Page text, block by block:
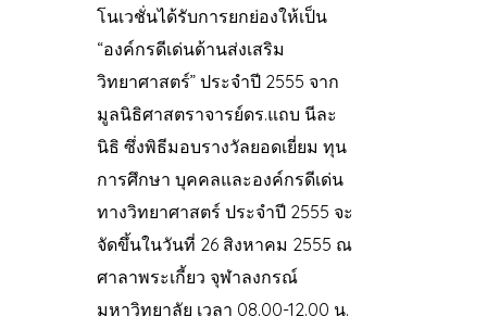
โนเวชั่นได้รับการยกย่องให้เป็น
“องค์กรดีเด่นด้านส่งเสริม
วิทยาศาสตร์” ประจำปี 2555 จาก
มูลนิธิศาสตราจารย์ดร.แถบ นีละ
นิธิ ซึ่งพิธีมอบรางวัลยอดเยี่ยม ทุน
การศึกษา บุคคลและองค์กรดีเด่น
ทางวิทยาศาสตร์ ประจำปี 2555 จะ
จัดขึ้นในวันที่ 26 สิงหาคม 2555 ณ
ศาลาพระเกี้ยว จุฬาลงกรณ์
มหาวิทยาลัย เวลา 08.00-12.00 น.